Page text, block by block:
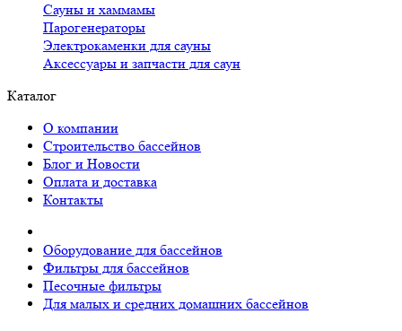
Сауны и хаммамы
Парогенераторы
Электрокаменки для сауны
Аксессуары и запчасти для саун
Каталог
О компании
Строительство бассейнов
Блог и Новости
Оплата и доставка
Контакты
Оборудование для бассейнов
Фильтры для бассейнов
Песочные фильтры
Для малых и средних домашних бассейнов